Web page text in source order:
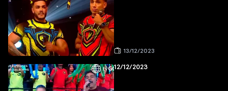
13/12/2023
12/12/2023